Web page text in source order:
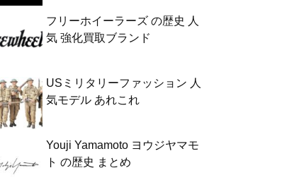
フリーホイーラーズ の歴史 人
気 強化買取ブランド
USミリタリーファッション 人
気モデル あれこれ
Youji Yamamoto ヨウジヤマモ
ト の歴史 まとめ